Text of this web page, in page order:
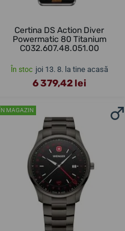
Certina DS Action Diver
Powermatic 80 Titanium
C032.607.48.051.00
În stoc joi 13. 8. la tine acasă
6 379,42 lei
ÎN MAGAZIN